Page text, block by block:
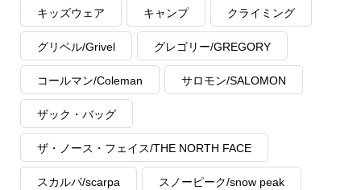
キッズウェア キャンプ クライミング
グリベル/Grivel グレゴリー/GREGORY
コールマン/Coleman サロモン/SALOMON
ザック・バッグ
ザ・ノース・フェイス/THE NORTH FACE
スカルパ/scarpa スノーピーク/snow peak